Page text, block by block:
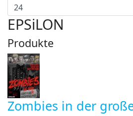
EPSiLON
Produkte
Zombies in der